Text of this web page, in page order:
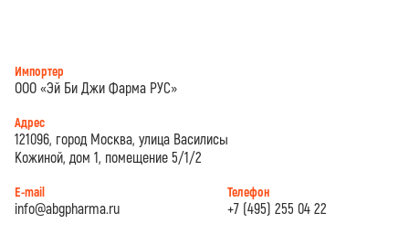
Импортер
ООО «Эй Би Джи Фарма РУС»
E-mail
info@abgpharma.ru
Телефон
+7 (495) 255 04 22
Адрес
121096, город Москва, улица Василисы
Кожиной, дом 1, помещение 5/1/2